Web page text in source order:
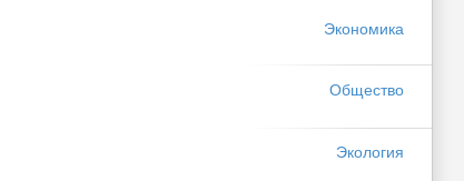
Экономика
Общество
Экология